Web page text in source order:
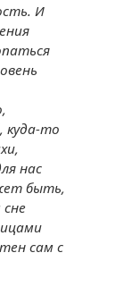
И
куда-то
нас
быть,
сам с